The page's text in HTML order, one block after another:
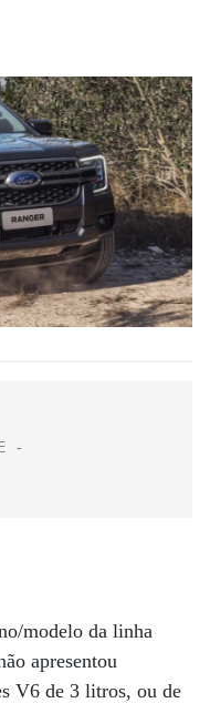
modelo da linha
apresentou
V6 de 3 litros, ou de